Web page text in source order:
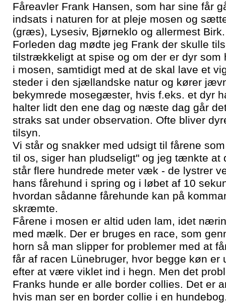
Fåreavler Frank Hansen, som har sine får
indsats i naturen for at pleje mosen og
(græs), Lysesiv, Bjørneklo og allermest Birk.
Forleden dag mødte jeg Frank der skulle
tilstrækkeligt at spise og om der er dyr
i mosen, samtidigt med at de skal lave et
steder i den sjællandske natur og kører
bekymrede mosegæster, hvis f.eks. et dyr
halter lidt den ene dag og næste dag går
straks sat under observation. Ofte bliver
tilsyn.
Vi står og snakker med udsigt til fårene
til os, siger han pludseligt" og jeg tænkte
står flere hundrede meter væk - de lystrer
hans fårehund i spring og i løbet af 10
hvordan sådanne fårehunde kan på
skræmte.
Fårene i mosen er altid uden lam, idet
med mælk. Der er bruges en race, som
horn så man slipper for problemer med at
får af racen Lünebruger, hvor begge køn
efter at være viklet ind i hegn. Men det
Franks hunde er alle border collies. Det er
hvis man ser en border collie i en